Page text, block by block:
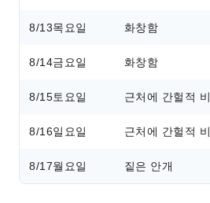
8/13목요일 화창함
8/14금요일 화창함
8/15토요일 근처에 간헐적 비
8/16일요일 근처에 간헐적 비
8/17월요일 짙은 안개